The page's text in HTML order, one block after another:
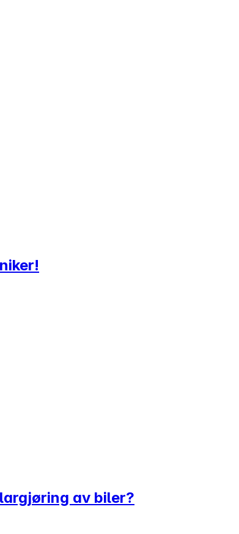
av biler?